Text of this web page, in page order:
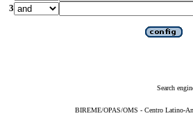
3
Search
BIREME/OPAS/OMS - Centro Latino-